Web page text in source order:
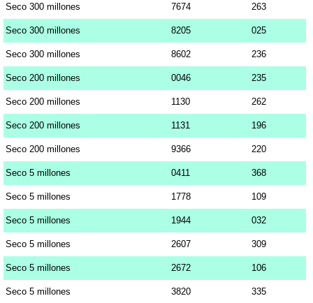
Seco 300 millones 7674 263
Seco 300 millones 8205 025
Seco 300 millones 8602 236
Seco 200 millones 0046 235
Seco 200 millones 1130 262
Seco 200 millones 1131 196
Seco 200 millones 9366 220
Seco 5 millones 0411 368
Seco 5 millones 1778 109
Seco 5 millones 1944 032
Seco 5 millones 2607 309
Seco 5 millones 2672 106
Seco 5 millones 3820 335